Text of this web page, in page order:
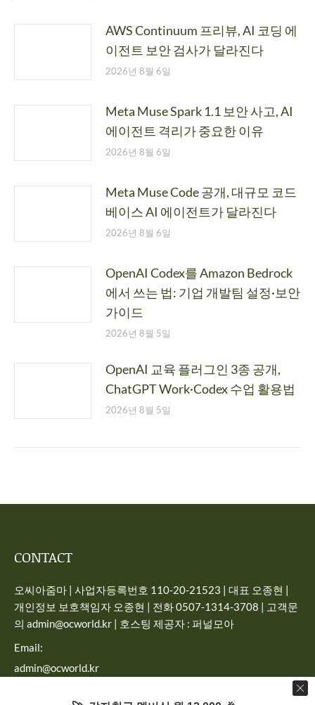
AWS Continuum 프리뷰, AI 코딩 에
이전트 보안 검사가 달라진다
2026년 8월 6일
Meta Muse Spark 1.1 보안 사고, AI
에이전트 격리가 중요한 이유
2026년 8월 6일
Meta Muse Code 공개, 대규모 코드
베이스 AI 에이전트가 달라진다
2026년 8월 6일
OpenAI Codex를 Amazon Bedrock
에서 쓰는 법: 기업 개발팀 설정·보안
가이드
2026년 8월 5일
OpenAI 교육 플러그인 3종 공개,
ChatGPT Work·Codex 수업 활용법
2026년 8월 5일
CONTACT
오씨아줌마 | 사업자등록번호 110-20-21523 | 대표 오종현 |
개인정보 보호책임자 오종현 | 전화 0507-1314-3708 | 고객문
의 admin@ocworld.kr | 호스팅 제공자 : 퍼널모아
Email:
admin@ocworld.kr